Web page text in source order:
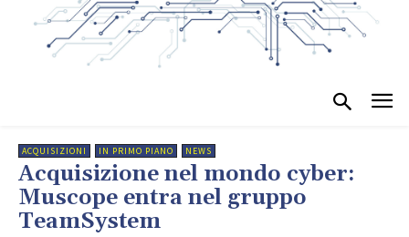
ACQUISIZIONI IN PRIMO PIANO NEWS
Acquisizione nel mondo cyber:
Muscope entra nel gruppo
TeamSystem